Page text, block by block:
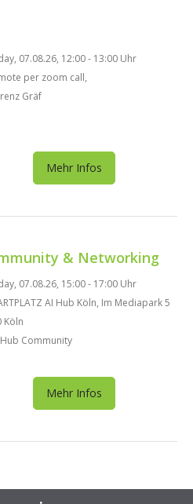
07.08.26, 12:00 - 13:00 Uhr
per zoom call,
Gräf
Mehr Infos
& Networking
07.08.26, 15:00 - 17:00 Uhr
AI Hub Köln, Im Mediapark 5
Köln
Community
Mehr Infos